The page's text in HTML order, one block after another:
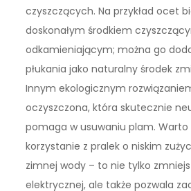
czyszczących. Na przykład ocet
doskonałym środkiem
odkamieniającym; można go
płukania jako naturalny środek
Innym ekologicznym
oczyszczona, która skutecznie
pomaga w usuwaniu plam. Warto
korzystanie z pralek o niskim
zimnej wody – to nie tylko
elektrycznej, ale także pozwala